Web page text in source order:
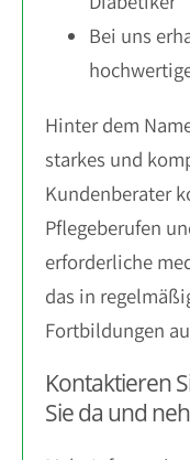
Bei uns
Hinter dem
starkes und
Kundenberater
Pflegeberufen
erforderliche
das in
Fortbildungen
Kontaktieren
Sie da und